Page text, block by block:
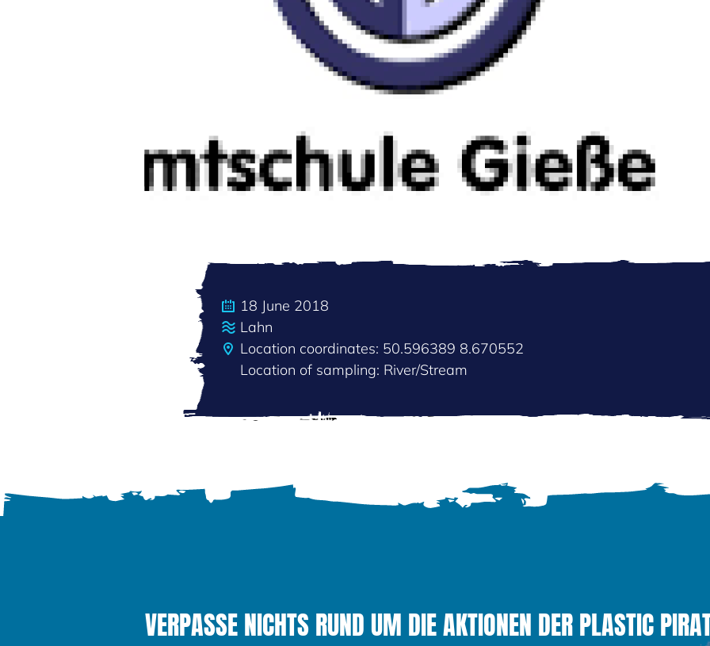
18 June 2018
Lahn
Location coordinates: 50.596389 8.670552
Location of sampling: River/Stream
VERPASSE NICHTS RUND UM DIE AKTIONEN DER PLASTIC